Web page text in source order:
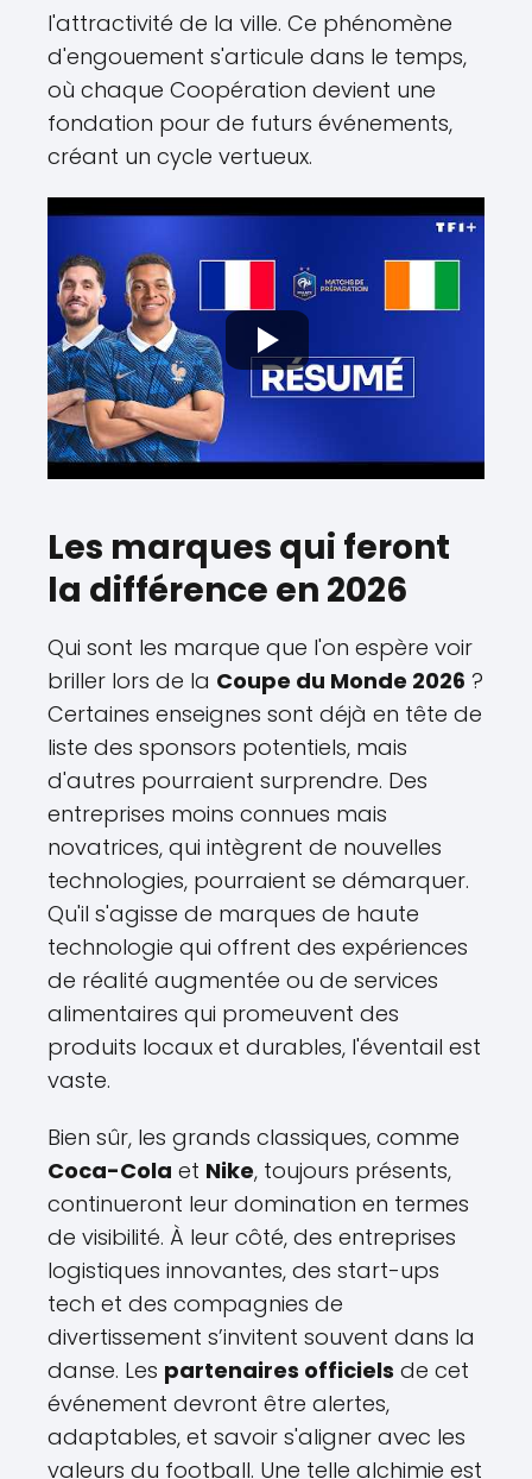
l'attractivité de la ville. Ce phénomène
d'engouement s'articule dans le temps,
où chaque Coopération devient une
fondation pour de futurs événements,
créant un cycle vertueux.
Les marques qui feront
la différence en 2026
Qui sont les marque que l'on espère voir
briller lors de la Coupe du Monde 2026 ?
Certaines enseignes sont déjà en tête de
liste des sponsors potentiels, mais
d'autres pourraient surprendre. Des
entreprises moins connues mais
novatrices, qui intègrent de nouvelles
technologies, pourraient se démarquer.
Qu'il s'agisse de marques de haute
technologie qui offrent des expériences
de réalité augmentée ou de services
alimentaires qui promeuvent des
produits locaux et durables, l'éventail est
vaste.
Bien sûr, les grands classiques, comme
Coca-Cola et Nike, toujours présents,
continueront leur domination en termes
de visibilité. À leur côté, des entreprises
logistiques innovantes, des start-ups
tech et des compagnies de
divertissement s’invitent souvent dans la
danse. Les partenaires officiels de cet
événement devront être alertes,
adaptables, et savoir s'aligner avec les
valeurs du football. Une telle alchimie est